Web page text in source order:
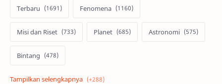
Terbaru Fenomena
Misi dan Riset Planet Astronomi
Bintang
Alam semesta Galaksi